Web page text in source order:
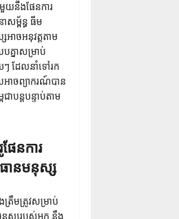
យនឹងផែនការ
សម្ព័ន្ធ ធីម
ាចអនុវត្តតាម
គ្នាសម្រាប់
ដែលនាំទៅរក
ាចព្យាករណ៍បាន
ាបន្តបន្ទាប់តាម
ែនការ
ានមនុស្ស
ត្រឹមត្រូវសម្រាប់
ស្សរបស់អ្នក នឹង